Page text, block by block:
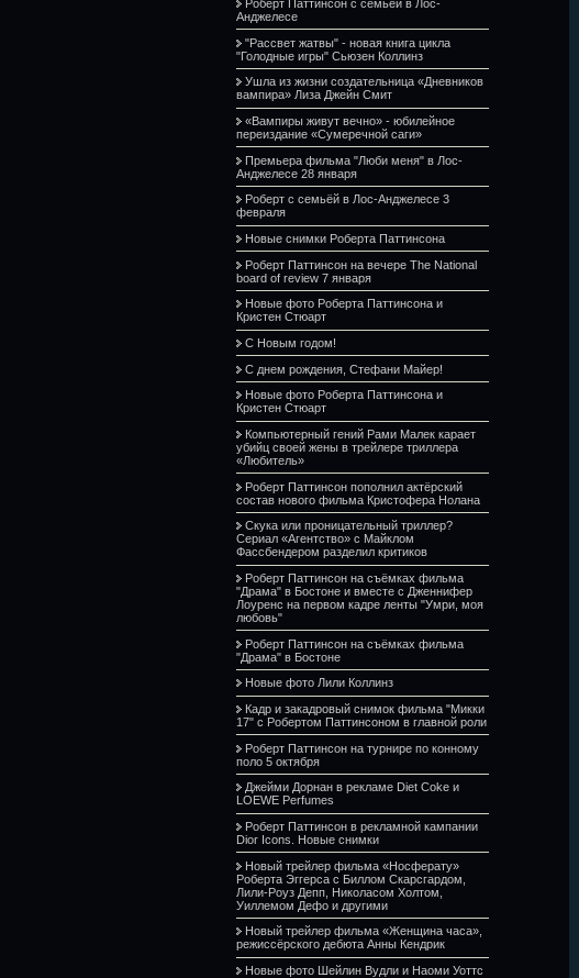
Роберт Паттинсон с семьёй в Лос-
Анджелесе
"Рассвет жатвы" - новая книга цикла
"Голодные игры" Сьюзен Коллинз
Ушла из жизни создательница «Дневников
вампира» Лиза Джейн Смит
«Вампиры живут вечно» - юбилейное
переиздание «Сумеречной саги»
Премьера фильма "Люби меня" в Лос-
Анджелесе 28 января
Роберт с семьёй в Лос-Анджелесе 3
февраля
Новые снимки Роберта Паттинсона
Роберт Паттинсон на вечере The National
board of review 7 января
Новые фото Роберта Паттинсона и
Кристен Стюарт
С Новым годом!
С днем рождения, Стефани Майер!
Новые фото Роберта Паттинсона и
Кристен Стюарт
Компьютерный гений Рами Малек карает
убийц своей жены в трейлере триллера
«Любитель»
Роберт Паттинсон пополнил актёрский
состав нового фильма Кристофера Нолана
Скука или проницательный триллер?
Сериал «Агентство» с Майклом
Фассбендером разделил критиков
Роберт Паттинсон на съёмках фильма
"Драма" в Бостоне и вместе с Дженнифер
Лоуренс на первом кадре ленты "Умри, моя
любовь"
Роберт Паттинсон на съёмках фильма
"Драма" в Бостоне
Новые фото Лили Коллинз
Кадр и закадровый снимок фильма "Микки
17" с Робертом Паттинсоном в главной роли
Роберт Паттинсон на турнире по конному
поло 5 октября
Джейми Дорнан в рекламе Diet Coke и
LOEWE Perfumes
Роберт Паттинсон в рекламной кампании
Dior Icons. Новые снимки
Новый трейлер фильма «Носферату»
Роберта Эггерса с Биллом Скарсгардом,
Лили-Роуз Депп, Николасом Холтом,
Уиллемом Дефо и другими
Новый трейлер фильма «Женщина часа»,
режиссёрского дебюта Анны Кендрик
Новые фото Шейлин Вудли и Наоми Уоттс